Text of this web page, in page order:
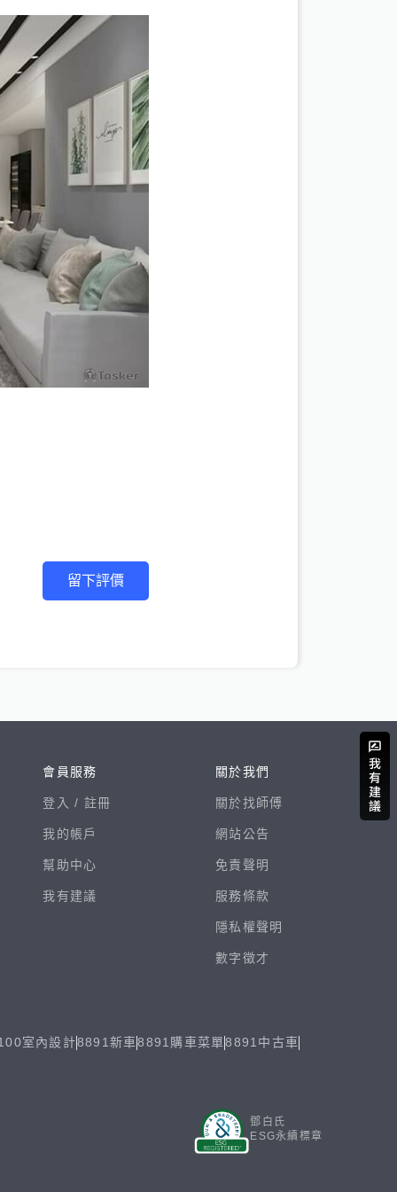
留下評價
會員服務
登入 / 註冊
我的帳戶
幫助中心
我有建議
關於我們
關於找師傅
網站公告
免責聲明
服務條款
隱私權聲明
數字徵才
室內設計8891新車 8891購車菜單 8891中古車
鄧白氏
ESG永續標章